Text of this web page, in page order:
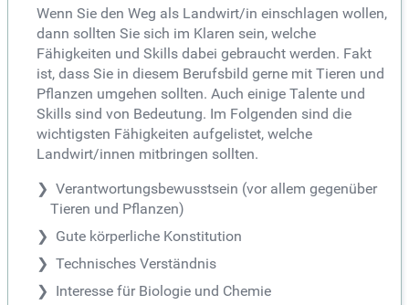
Wenn Sie den Weg als Landwirt/in einschlagen wollen,
dann sollten Sie sich im Klaren sein, welche
Fähigkeiten und Skills dabei gebraucht werden. Fakt
ist, dass Sie in diesem Berufsbild gerne mit Tieren und
Pflanzen umgehen sollten. Auch einige Talente und
Skills sind von Bedeutung. Im Folgenden sind die
wichtigsten Fähigkeiten aufgelistet, welche
Landwirt/innen mitbringen sollten.
Verantwortungsbewusstsein (vor allem gegenüber
Tieren und Pflanzen)
Gute körperliche Konstitution
Technisches Verständnis
Interesse für Biologie und Chemie